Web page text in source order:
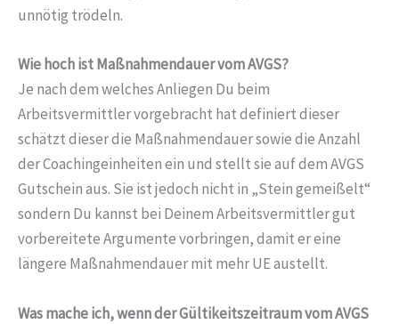
unnötig trödeln.
Wie hoch ist Maßnahmendauer vom AVGS?
Je nach dem welches Anliegen Du beim
Arbeitsvermittler vorgebracht hat definiert dieser
schätzt dieser die Maßnahmendauer sowie die Anzahl
der Coachingeinheiten ein und stellt sie auf dem AVGS
Gutschein aus. Sie ist jedoch nicht in „Stein gemeißelt“
sondern Du kannst bei Deinem Arbeitsvermittler gut
vorbereitete Argumente vorbringen, damit er eine
längere Maßnahmendauer mit mehr UE austellt.
Was mache ich, wenn der Gültikeitszeitraum vom AVGS